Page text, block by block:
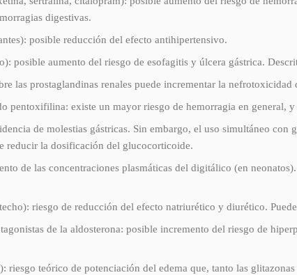
digestivas.
posible reducción del efecto antihipertensivo.
posible aumento del riesgo de esofagitis y úlcera gástrica.
las prostaglandinas renales puede incrementar la nefrotoxicidad
pentoxifilina: existe un mayor riesgo de hemorragia en general,
de molestias gástricas. Sin embargo, el uso simultáneo
reducir la dosificación del glucocorticoide.
de las concentraciones plasmáticas del digitálico (en
riesgo de reducción del efecto natriurético y diurético.
de la aldosterona: posible incremento del riesgo de
riesgo teórico de potenciación del edema que, tanto las